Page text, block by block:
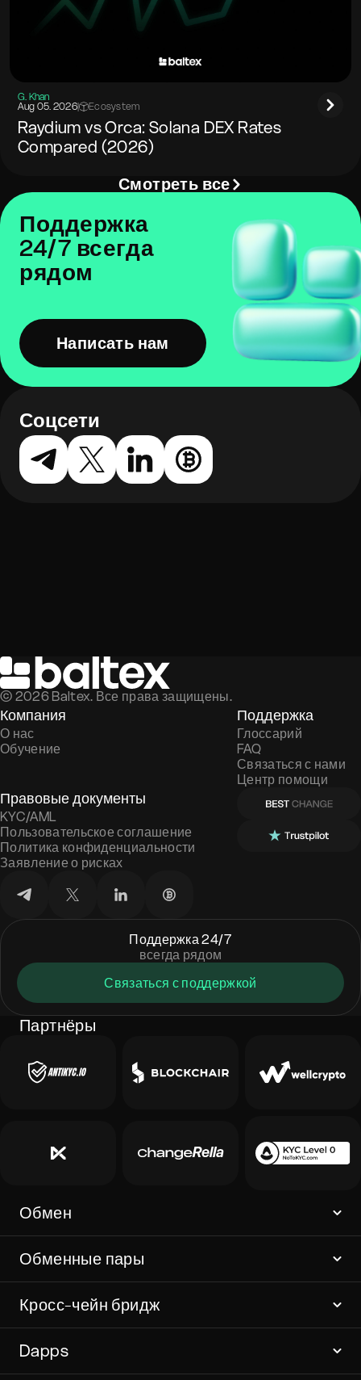
G. Khan
Aug 05. 2026| Ecosystem
Raydium vs Orca: Solana DEX Rates
Compared (2026)
Смотреть все
Поддержка
24/7 всегда
рядом
Написать нам
Соцсети
© 2026 Baltex. Все права защищены.
Компания
О нас
Обучение
Поддержка
Глоссарий
FAQ
Связаться с нами
Центр помощи
Правовые документы
KYC/AML
Пользовательское соглашение
Политика конфиденциальности
Заявление о рисках
Поддержка 24/7
всегда рядом
Связаться с поддержкой
Партнёры
Обмен
Обменные пары
Кросс-чейн бридж
Dapps